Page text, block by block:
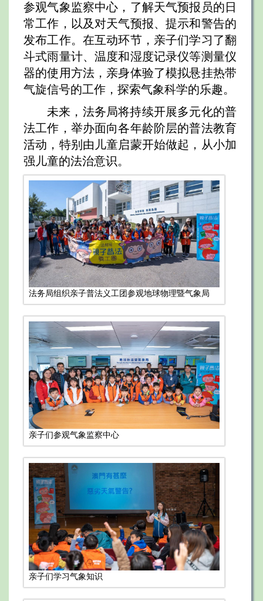
参观气象监察中心，了解天气预报员的日
常工作，以及对天气预报、提示和警告的
发布工作。在互动环节，亲子们学习了翻
斗式雨量计、温度和湿度记录仪等测量仪
器的使用方法，亲身体验了模拟悬挂热带
气旋信号的工作，探索气象科学的乐趣。
未来，法务局将持续开展多元化的普
法工作，举办面向各年龄阶层的普法教育
活动，特别由儿童启蒙开始做起，从小加
强儿童的法治意识。
法务局组织亲子普法义工团参观地球物理暨气象局
亲子们参观气象监察中心
亲子们学习气象知识